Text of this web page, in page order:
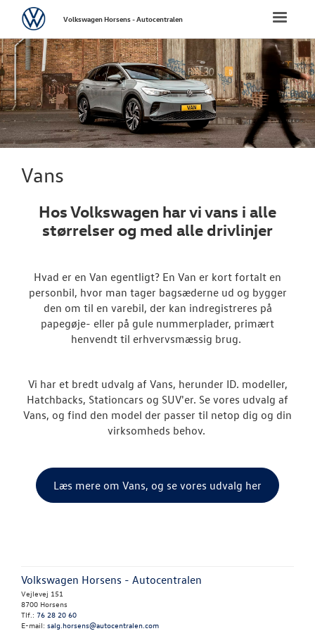
FORSIDE
NYE
NYE VAREBILER
ID. Buzz
Vans
Crafter
Amarok
e-
Bestil
Finansiering
Toggle
VolkswagenVolkswagen Horsens - Autocentralen
Vans
Hos Volkswagen har vi vans i alle
størrelser og med alle drivlinjer
Hvad er en Van egentligt? En Van er kort fortalt en
personbil, hvor man tager bagsæderne ud og bygger
den om til en varebil, der kan indregistreres på
papegøje- eller på gule nummerplader, primært
henvendt til erhvervsmæssig brug.
Vi har et bredt udvalg af Vans, herunder ID. modeller,
Hatchbacks, Stationcars og SUV'er. Se vores udvalg af
Vans, og find den model der passer til netop dig og din
virksomheds behov.
Læs mere om Vans, og se vores udvalg her
Volkswagen Horsens - Autocentralen
Vejlevej 151
8700 Horsens
Tlf.: 76 28 20 60
E-mail: salg.horsens@autocentralen.com